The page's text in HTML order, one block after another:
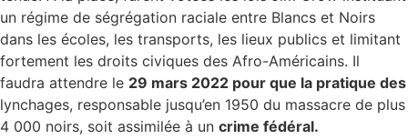
un régime de ségrégation raciale entre Blancs et Noirs
dans les écoles, les transports, les lieux publics et limitant
fortement les droits civiques des Afro-Américains. Il
faudra attendre le 29 mars 2022 pour que la pratique des
lynchages, responsable jusqu’en 1950 du massacre de plus
4 000 noirs, soit assimilée à un crime fédéral.